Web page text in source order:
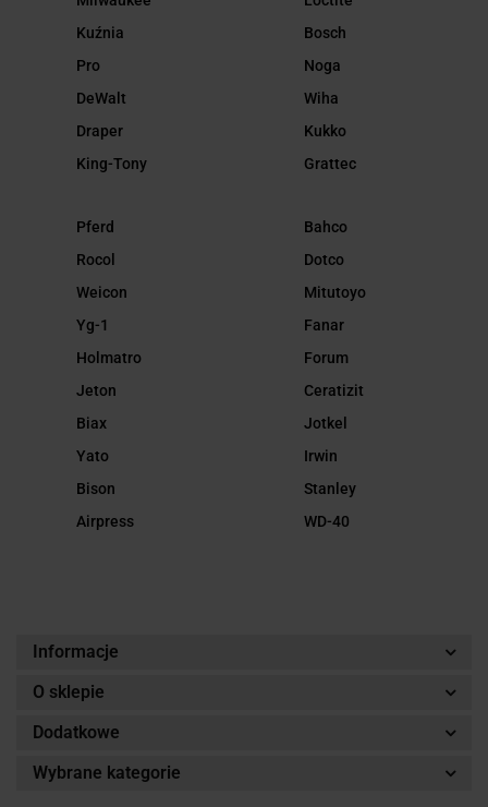
Kuźnia
Pro
DeWalt
Draper
King-Tony
Bosch
Noga
Wiha
Kukko
Grattec
Pferd
Rocol
Weicon
Yg-1
Holmatro
Jeton
Biax
Yato
Bison
Airpress
Bahco
Dotco
Mitutoyo
Fanar
Forum
Ceratizit
Jotkel
Irwin
Stanley
WD-40
Informacje
O sklepie
Dodatkowe
Wybrane kategorie